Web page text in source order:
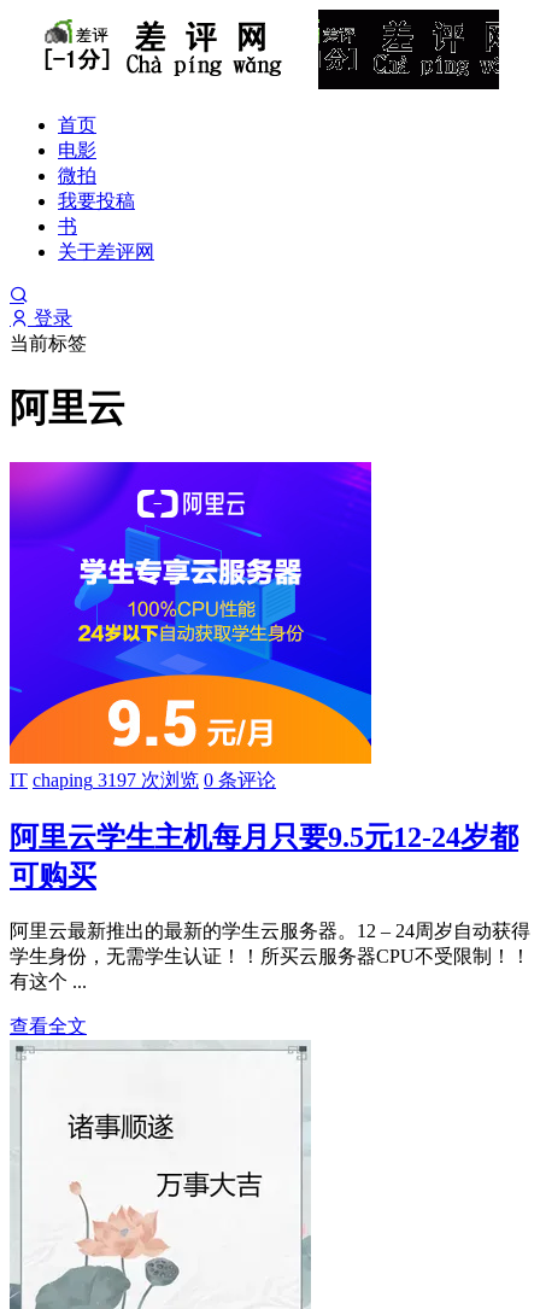
首页
电影
微拍
我要投稿
书
关于差评网
登录
当前标签
阿里云
IT chaping 3197 次浏览 0 条评论
阿里云学生主机每月只要9.5元12-24岁都
可购买
阿里云最新推出的最新的学生云服务器。12 – 24周岁自动获得
学生身份，无需学生认证！！所买云服务器CPU不受限制！！
有这个 ...
查看全文